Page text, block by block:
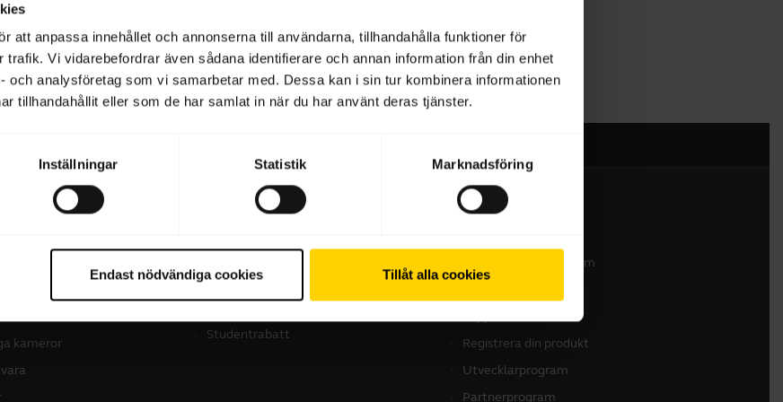
att anpassa innehållet och annonserna till användarna, tillhandahålla funktioner för
Vi vidarebefordrar även sådana identifierare och annan information från din enhet
och analysföretag som vi samarbetar med. Dessa kan i sin tur kombinera informationen
tillhandahållit eller som de har samlat in när du har använt deras tjänster.
Inställningar Statistik Marknadsföring
Endast nödvändiga cookies Tillåt alla cookies
Programvara och appar
kameror
företagsprodukter
Studentrabatt
Kontakta vårt säljteam
Registrera din produkt
Utvecklarprogram
Partnerprogram